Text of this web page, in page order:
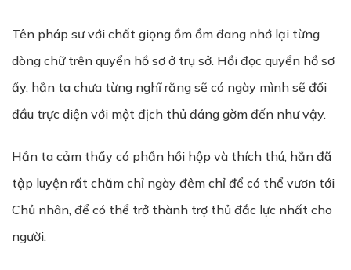
Tên pháp sư với chất giọng ồm ồm đang nhớ lại từng
dòng chữ trên quyển hồ sơ ở trụ sở. Hồi đọc quyển hồ sơ
ấy, hắn ta chưa từng nghĩ rằng sẽ có ngày mình sẽ đối
đầu trực diện với một địch thủ đáng gờm đến như vậy.
Hắn ta cảm thấy có phần hồi hộp và thích thú, hắn đã
tập luyện rất chăm chỉ ngày đêm chỉ để có thể vươn tới
Chủ nhân, để có thể trở thành trợ thủ đắc lực nhất cho
người.